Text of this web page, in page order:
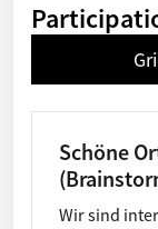
Schöne
Wir sind